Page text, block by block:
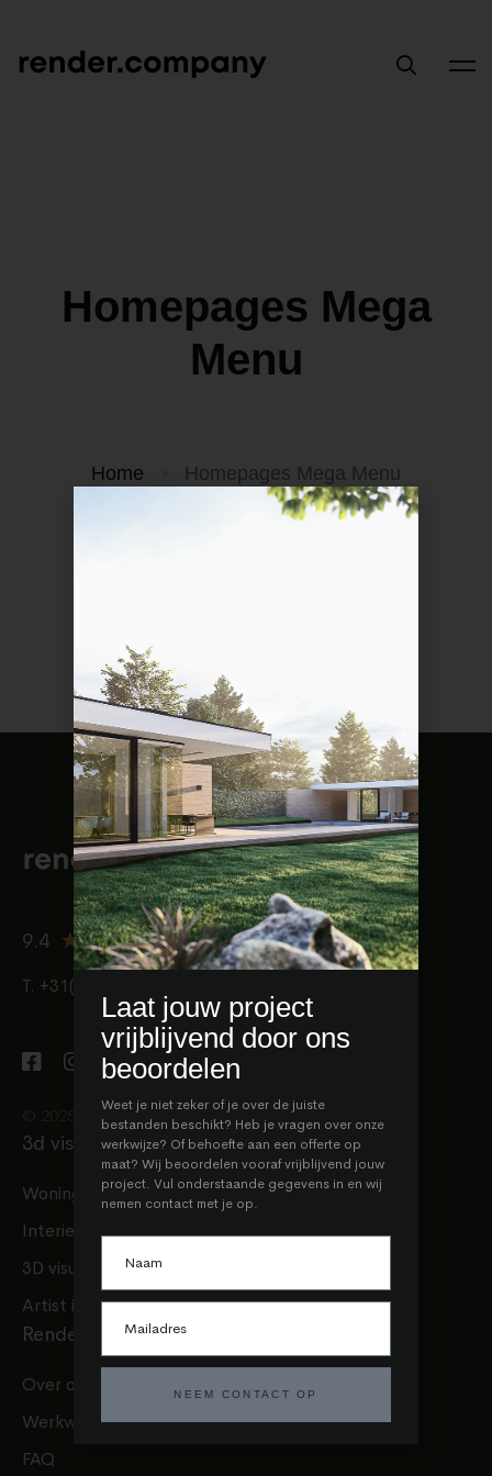
Homepages Mega
Menu
Home Homepages Mega Menu
9.4 ★★★★★
T. +31(0)85 401 23 51
© 2025 render.company
3d visualisatie
Woning 3D
Interieur 3D
3D visualisatie
Artist impressions
Render company
Over ons
Werkwijze
FAQ
Laat jouw project
vrijblijvend door ons
beoordelen
Weet je niet zeker of je over de juiste
bestanden beschikt? Heb je vragen over onze
werkwijze? Of behoefte aan een offerte op
maat? Wij beoordelen vooraf vrijblijvend jouw
project. Vul onderstaande gegevens in en wij
nemen contact met je op.
NEEM CONTACT OP